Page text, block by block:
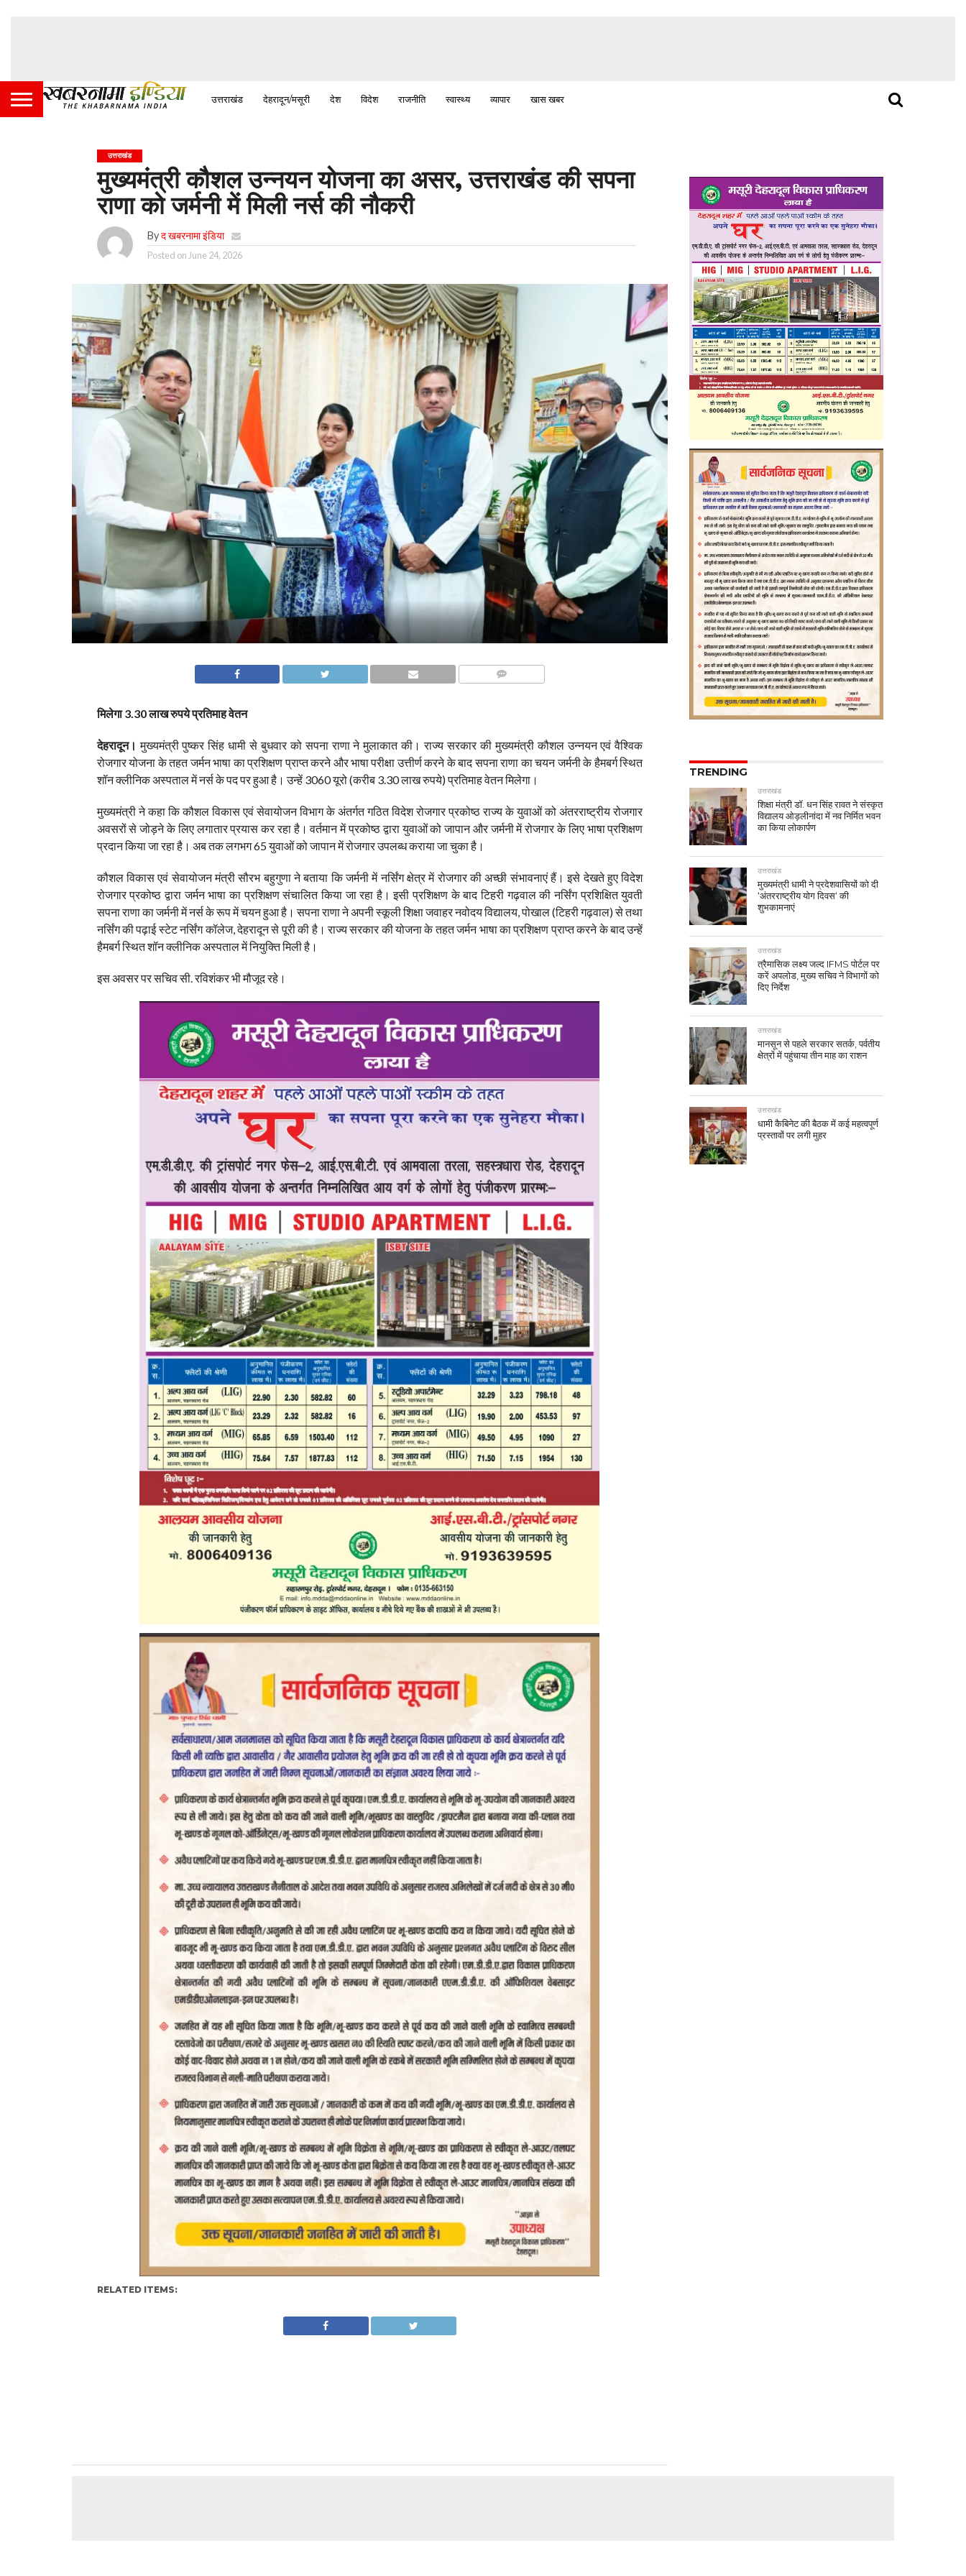
उत्तराखंड देहरादून/मसूरी देश विदेश राजनीति स्वास्थ्य व्यापार खास खबर
उत्तराखंड
मुख्यमंत्री कौशल उन्नयन योजना का असर, उत्तराखंड की सपना
राणा को जर्मनी में मिली नर्स की नौकरी
Byद खबरनामा इंडिया
Posted on June 24, 2026
मिलेगा 3.30 लाख रुपये प्रतिमाह वेतन
देहरादून। मुख्यमंत्री पुष्कर सिंह धामी से बुधवार को सपना राणा ने मुलाकात की। राज्य सरकार की मुख्यमंत्री कौशल उन्नयन एवं वैश्विक
रोजगार योजना के तहत जर्मन भाषा का प्रशिक्षण प्राप्त करने और भाषा परीक्षा उत्तीर्ण करने के बाद सपना राणा का चयन जर्मनी के हैमबर्ग स्थित
शॉन क्लीनिक अस्पताल में नर्स के पद पर हुआ है। उन्हें 3060 यूरो (करीब 3.30 लाख रुपये) प्रतिमाह वेतन मिलेगा।
मुख्यमंत्री ने कहा कि कौशल विकास एवं सेवायोजन विभाग के अंतर्गत गठित विदेश रोजगार प्रकोष्ठ राज्य के युवाओं को अंतरराष्ट्रीय रोजगार
अवसरों से जोड़ने के लिए लगातार प्रयास कर रहा है। वर्तमान में प्रकोष्ठ द्वारा युवाओं को जापान और जर्मनी में रोजगार के लिए भाषा प्रशिक्षण
प्रदान किया जा रहा है। अब तक लगभग 65 युवाओं को जापान में रोजगार उपलब्ध कराया जा चुका है।
कौशल विकास एवं सेवायोजन मंत्री सौरभ बहुगुणा ने बताया कि जर्मनी में नर्सिंग क्षेत्र में रोजगार की अच्छी संभावनाएं हैं। इसे देखते हुए विदेश
रोजगार प्रकोष्ठ द्वारा जर्मन भाषा का प्रशिक्षण संचालित किया जा रहा है। इसी प्रशिक्षण के बाद टिहरी गढ़वाल की नर्सिंग प्रशिक्षित युवती
सपना राणा का जर्मनी में नर्स के रूप में चयन हुआ है। सपना राणा ने अपनी स्कूली शिक्षा जवाहर नवोदय विद्यालय, पोखाल (टिहरी गढ़वाल) से तथा
नर्सिंग की पढ़ाई स्टेट नर्सिंग कॉलेज, देहरादून से पूरी की है। राज्य सरकार की योजना के तहत जर्मन भाषा का प्रशिक्षण प्राप्त करने के बाद उन्हें
हैमबर्ग स्थित शॉन क्लीनिक अस्पताल में नियुक्ति मिली है।
इस अवसर पर सचिव सी. रविशंकर भी मौजूद रहे।
RELATED ITEMS:
TRENDING
उत्तराखंड
शिक्षा मंत्री डॉ. धन सिंह रावत ने संस्कृत
विद्यालय ओड़लीनांदा में नव निर्मित भवन
का किया लोकार्पण
उत्तराखंड
मुख्यमंत्री धामी ने प्रदेशवासियों को दी
‘अंतरराष्ट्रीय योग दिवस‘ की
शुभकामनाएं
उत्तराखंड
त्रैमासिक लक्ष्य जल्द IFMS पोर्टल पर
करें अपलोड, मुख्य सचिव ने विभागों को
दिए निर्देश
उत्तराखंड
मानसून से पहले सरकार सतर्क, पर्वतीय
क्षेत्रों में पहुंचाया तीन माह का राशन
उत्तराखंड
धामी कैबिनेट की बैठक में कई महत्वपूर्ण
प्रस्तावों पर लगी मुहर